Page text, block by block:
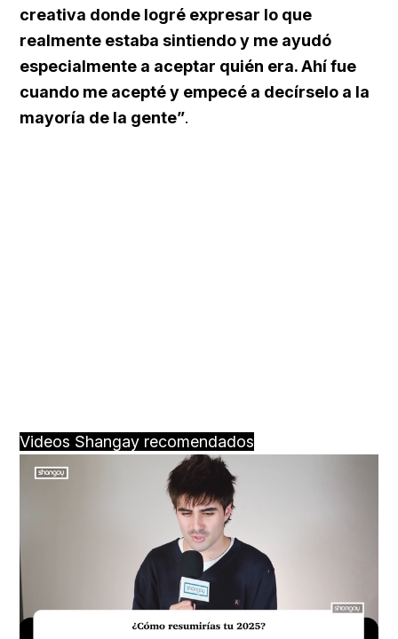
creativa donde logré expresar lo que
realmente estaba sintiendo y me ayudó
especialmente a aceptar quién era. Ahí fue
cuando me acepté y empecé a decírselo a la
mayoría de la gente”.
Videos Shangay recomendados